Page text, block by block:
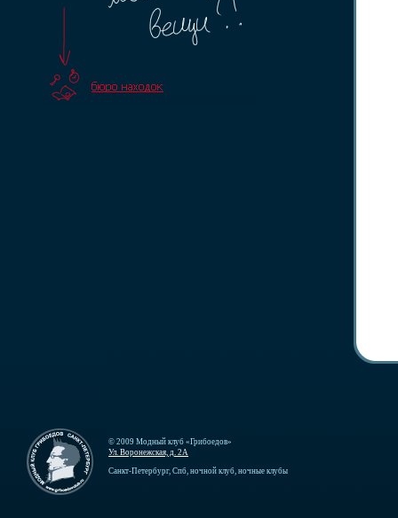
© 2009 Модный клуб «Грибоедов»
Ул. Воронежская, д. 2А
Санкт-Петербург, Спб, ночной клуб, ночные клубы